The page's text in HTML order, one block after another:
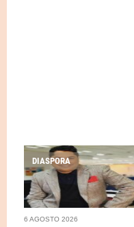
DIASPORA
6 AGOSTO 2026